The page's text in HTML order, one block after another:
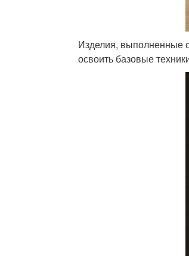
Изделия, выполненные
освоить базовые